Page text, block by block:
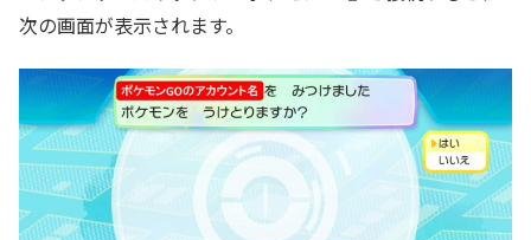
次の画面が表示されます。